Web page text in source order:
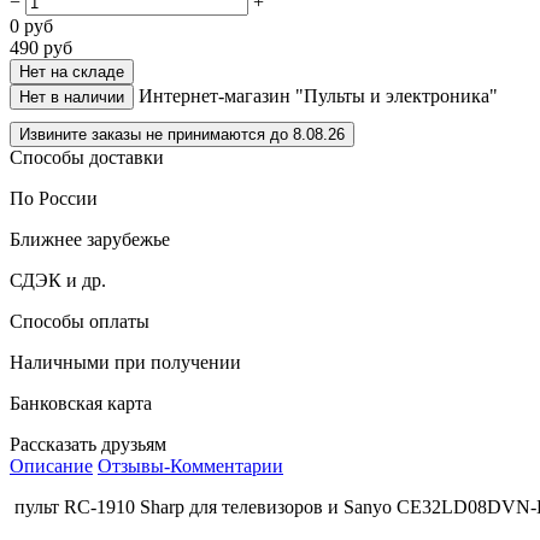
0 руб
490 руб
Нет на складе
Нет в наличии
Интернет-магазин "Пульты и электроника"
Извините заказы не принимаются до 8.08.26
Способы доставки
По России
Ближнее зарубежье
СДЭК и др.
Способы оплаты
Наличными при получении
Банковская карта
Рассказать друзьям
Описание Отзывы-Комментарии
пульт RC-1910 Sharp для телевизоров и Sanyo